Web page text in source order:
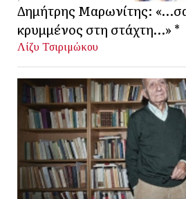
Δημήτρης Μαρωνίτης:
κρυμμένος στη στάχτη…» *
Λίζυ Τσιριμώκου